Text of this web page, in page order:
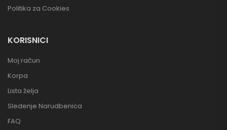
Politika za Cookies
KORISNICI
Moj račun
Korpa
Lista želja
Sledenje Narudbenica
FAQ